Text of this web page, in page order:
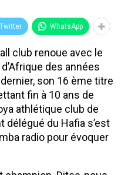
Twitter WhatsApp
club renoue avec le
des années
dernier, son 16 ème titre
fin à 10 ans de
athlétique club de
délégué du Hafia s’est
radio pour évoquer